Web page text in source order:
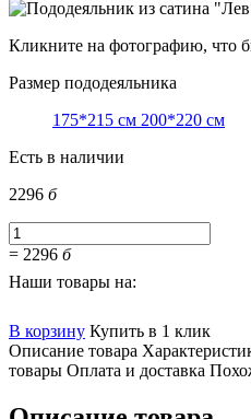
Кликните на фотографию, что
Размер пододеяльника
175*215 см 200*220 см
Есть в наличии
2296 б
= 2296 б
Наши товары на:
В корзину Купить в 1 клик
Описание товара
товары Оплата и доставка